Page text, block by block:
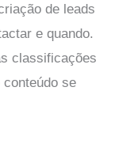
de leads
e quando.
classificações
conteúdo se